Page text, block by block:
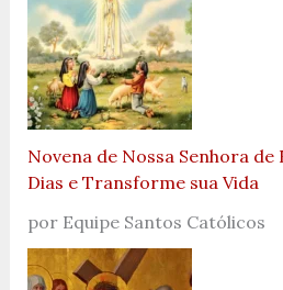
Novena de Nossa Senhora de
Dias e Transforme sua Vida
por Equipe Santos Católicos